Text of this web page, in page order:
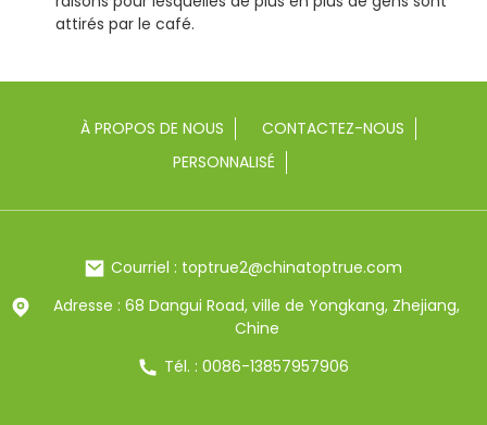
attirés par le café.
À PROPOS DE NOUS
CONTACTEZ-NOUS
PERSONNALISÉ
Courriel : toptrue2@chinatoptrue.com
Adresse : 68 Dangui Road, ville de Yongkang, Zhejiang,
Chine
Tél. : 0086-13857957906